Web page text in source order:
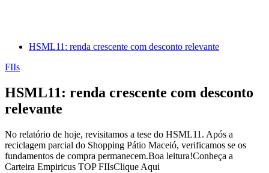
HSML11: renda crescente com desconto relevante
FIIs
HSML11: renda crescente com desconto
relevante
No relatório de hoje, revisitamos a tese do HSML11. Após a
reciclagem parcial do Shopping Pátio Maceió, verificamos se os
fundamentos de compra permanecem.Boa leitura!Conheça a
Carteira Empiricus TOP FIIsClique Aqui